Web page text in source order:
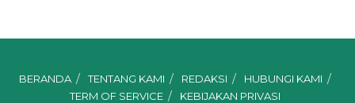
BERANDA TENTANG KAMI REDAKSI
HUBUNGI KAMI
TERM OF SERVICE
KEBIJAKAN PRIVASI